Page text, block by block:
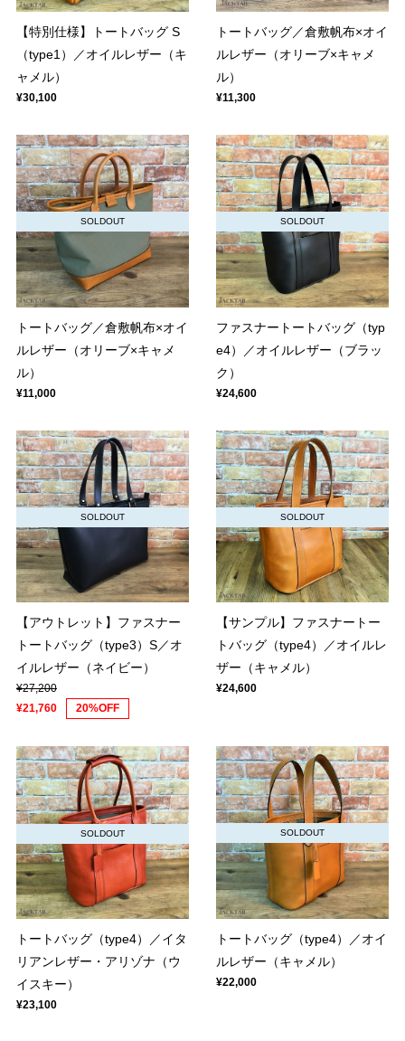
【特別仕様】トートバッグ S
（type1）／オイルレザー（キ
ャメル）
¥30,100
トートバッグ／倉敷帆布×オイ
ルレザー（オリーブ×キャメ
ル）
¥11,300
SOLDOUT
トートバッグ／倉敷帆布×オイ
ルレザー（オリーブ×キャメ
ル）
¥11,000
SOLDOUT
ファスナートートバッグ（typ
e4）／オイルレザー（ブラッ
ク）
¥24,600
SOLDOUT
【アウトレット】ファスナー
トートバッグ（type3）S／オ
イルレザー（ネイビー）
¥27,200
¥21,760
20%OFF
SOLDOUT
【サンプル】ファスナートー
トバッグ（type4）／オイルレ
ザー（キャメル）
¥24,600
SOLDOUT
トートバッグ（type4）／イタ
リアンレザー・アリゾナ（ウ
イスキー）
¥23,100
SOLDOUT
トートバッグ（type4）／オイ
ルレザー（キャメル）
¥22,000